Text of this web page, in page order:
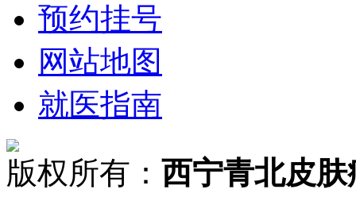
预约挂号
网站地图
就医指南
版权所有： 西宁青北皮肤